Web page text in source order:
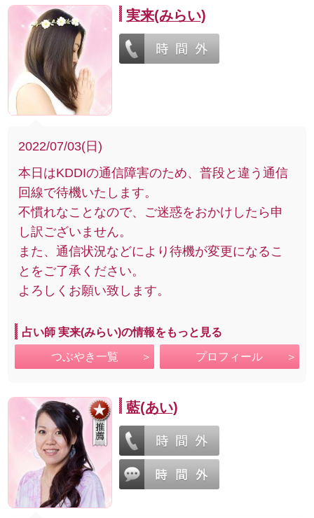
実来(みらい)
2022/07/03(日)
本日はKDDIの通信障害のため、普段と違う通信
回線で待機いたします。
不慣れなことなので、ご迷惑をおかけしたら申
し訳ございません。
また、通信状況などにより待機が変更になるこ
とをご了承ください。
よろしくお願い致します。
占い師 実来(みらい)の情報をもっと見る
つぶやき一覧 プロフィール
藍(あい)